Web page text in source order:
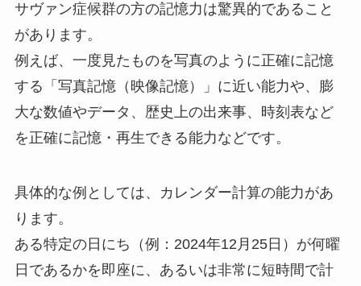
サヴァン症候群の方の記憶力は驚異的であること
があります。
例えば、一度見たものを写真のように正確に記憶
する「写真記憶（映像記憶）」に近い能力や、膨
大な数値やデータ、歴史上の出来事、時刻表など
を正確に記憶・再生できる能力などです。
具体的な例としては、カレンダー計算の能力があ
ります。
ある特定の日にち（例：2024年12月25日）が何曜
日であるかを即座に、あるいは非常に短時間で計